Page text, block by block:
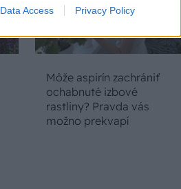
Data Access Privacy Policy
Môže aspirín zachrániť
ochabnuté izbové
rastliny? Pravda vás
možno prekvapí